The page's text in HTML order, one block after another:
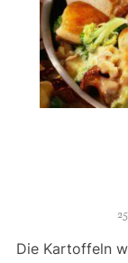
Die Kartoffeln